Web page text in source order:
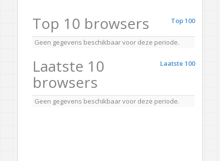
Top 100
Top 10 browsers
Geen gegevens beschikbaar voor deze periode.
Laatste 100
Laatste 10
browsers
Geen gegevens beschikbaar voor deze periode.